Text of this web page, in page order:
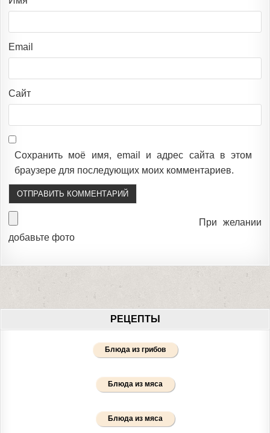
Email
Сайт
Сохранить моё имя, email и адрес сайта в этом
браузере для последующих моих комментариев.
При желании
добавьте фото
РЕЦЕПТЫ
Блюда из грибов
Блюда из мяса
Блюда из мяса